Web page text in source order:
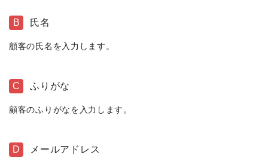
B 氏名
顧客の氏名を入力します。
C ふりがな
顧客のふりがなを入力します。
D メールアドレス